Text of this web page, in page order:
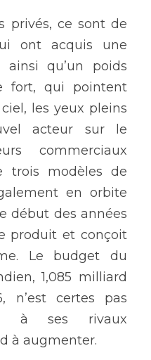
privés, ce sont de
ont acquis une
ainsi qu’un poids
fort, qui pointent
les yeux pleins
acteur sur le
commerciaux
trois modèles de
en orbite
début des années
produit et conçoit
Le budget du
1,085 milliard
n’est certes pas
à ses rivaux
à augmenter.